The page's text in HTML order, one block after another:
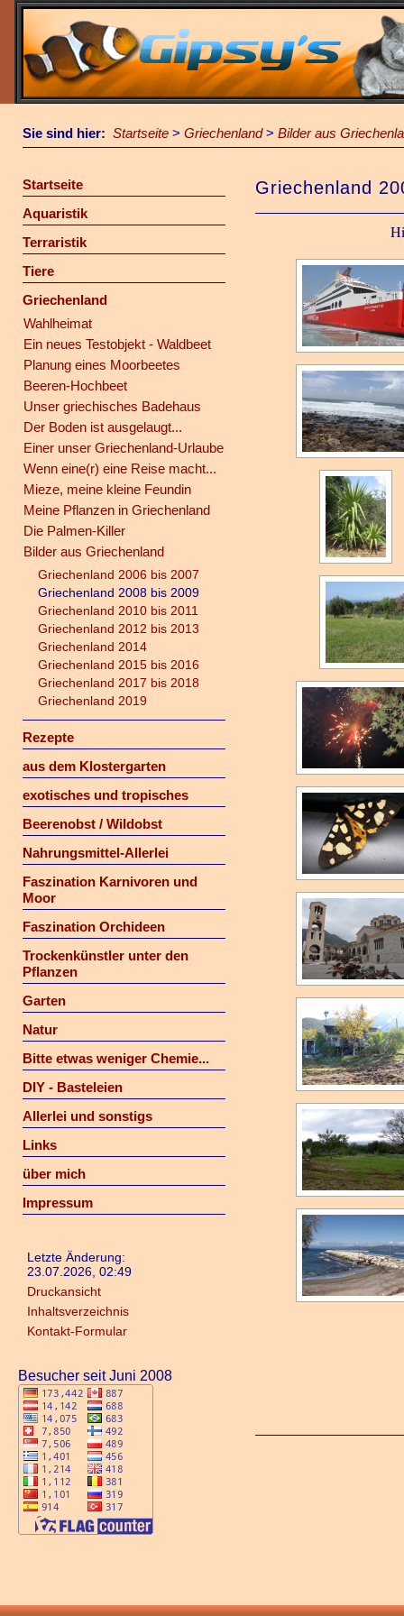
Sie sind hier: Startseite > Griechenland> Bilder aus
Startseite
Aquaristik
Terraristik
Tiere
Griechenland
Wahlheimat
Ein neues Testobjekt - Waldbeet
Planung eines Moorbeetes
Beeren-Hochbeet
Unser griechisches Badehaus
Der Boden ist ausgelaugt...
Einer unser Griechenland-Urlaube
Wenn eine(r) eine Reise macht...
Mieze, meine kleine Feundin
Meine Pflanzen in Griechenland
Die Palmen-Killer
Bilder aus Griechenland
Griechenland 2006 bis 2007
Griechenland 2008 bis 2009
Griechenland 2010 bis 2011
Griechenland 2012 bis 2013
Griechenland 2014
Griechenland 2015 bis 2016
Griechenland 2017 bis 2018
Griechenland 2019
Rezepte
aus dem Klostergarten
exotisches und tropisches
Beerenobst / Wildobst
Nahrungsmittel-Allerlei
Faszination Karnivoren und
Moor
Faszination Orchideen
Trockenkünstler unter den
Pflanzen
Garten
Natur
Bitte etwas weniger Chemie...
DIY - Basteleien
Allerlei und sonstigs
Links
über mich
Impressum
Letzte Änderung:
23.07.2026, 02:49
Druckansicht
Inhaltsverzeichnis
Kontakt-Formular
Besucher seit Juni 2008
Griechenland